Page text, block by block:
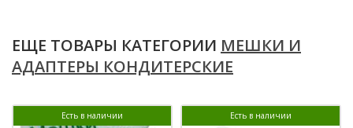
ЕЩЕ ТОВАРЫ КАТЕГОРИИ МЕШКИ И
АДАПТЕРЫ КОНДИТЕРСКИЕ
Есть в наличии Есть в наличии